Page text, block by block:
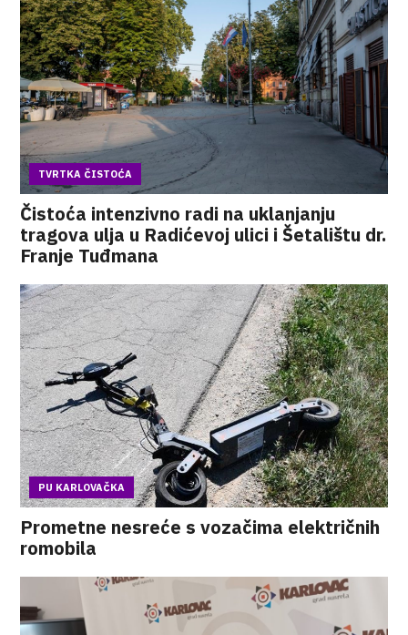
TVRTKA ČISTOĆA
Čistoća intenzivno radi na uklanjanju
tragova ulja u Radićevoj ulici i Šetalištu dr.
Franje Tuđmana
PU KARLOVAČKA
Prometne nesreće s vozačima električnih
romobila